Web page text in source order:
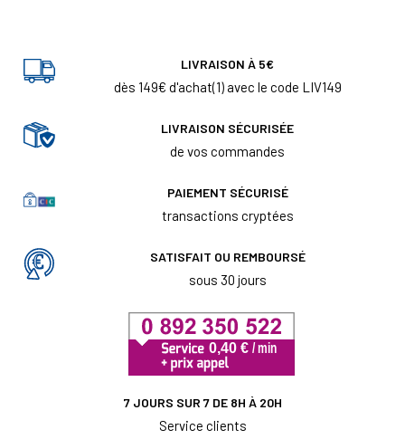
LIVRAISON À 5€
dès 149€ d'achat(1) avec le code LIV149
LIVRAISON SÉCURISÉE
de vos commandes
PAIEMENT SÉCURISÉ
transactions cryptées
SATISFAIT OU REMBOURSÉ
sous 30 jours
7 JOURS SUR 7 DE 8H À 20H
Service clients